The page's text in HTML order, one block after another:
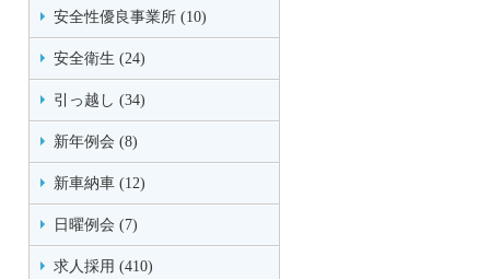
安全性優良事業所 (10)
安全衛生 (24)
引っ越し (34)
新年例会 (8)
新車納車 (12)
日曜例会 (7)
求人採用 (410)